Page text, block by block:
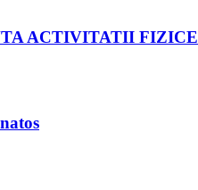
ACTIVITATII FIZICE